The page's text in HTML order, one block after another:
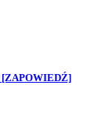
[ZAPOWIEDŹ]